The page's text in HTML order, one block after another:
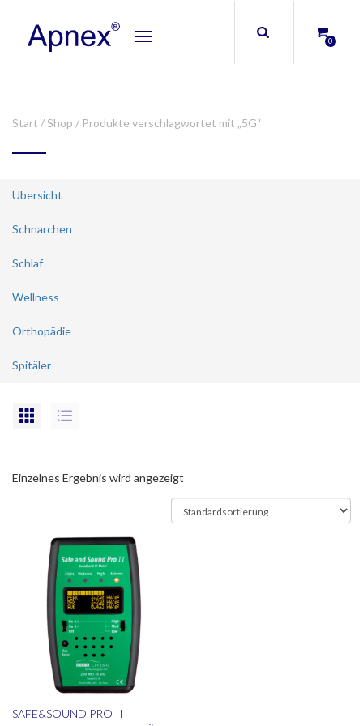
Toggle
0
Start /Shop / Produkte verschlagwortet mit „5G“
Übersicht
Schnarchen
Schlaf
Wellness
Orthopädie
Spitäler
Einzelnes Ergebnis wird angezeigt
SAFE&SOUND PRO II